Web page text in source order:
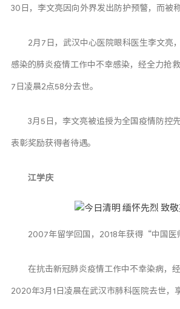
30日，李文亮因向外界发出防护预警，而被
2月7日，武汉中心医院眼科医生李文亮
感染的肺炎疫情工作中不幸感染，经全力抢
7日凌晨2点58分去世。
3月5日，李文亮被追授为全国疫情防控
表彰奖励获得者待遇。
江学庆
2007年留学回国，2018年获得“中国医
在抗击新冠肺炎疫情工作中不幸染病，
2020年3月1日凌晨在武汉市肺科医院去世，